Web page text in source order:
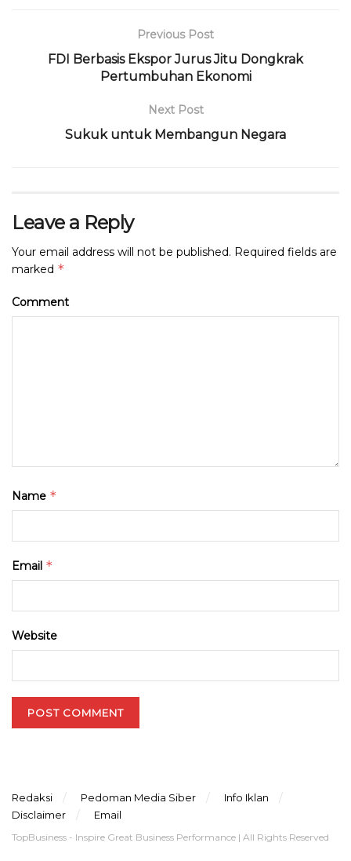
o
p
p
ra
m
d
s
Previous Post
FDI Berbasis Ekspor Jurus Jitu Dongkrak
Pertumbuhan Ekonomi
Next Post
Sukuk untuk Membangun Negara
Leave a Reply
Your email address will not be published. Required fields are
marked *
Comment
Name *
Email *
Website
Redaksi Pedoman Media Siber
Info Iklan
Disclaimer
Email
TopBusiness - Inspire Great Business Performance | All Rights Reserved